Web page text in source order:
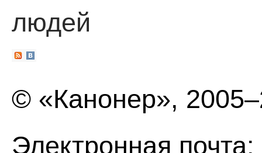
людей
© «Канонер»,
Электронная почта: